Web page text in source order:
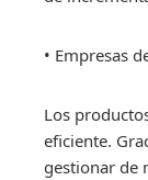
• Empresas
Los
eficiente.
gestionar de